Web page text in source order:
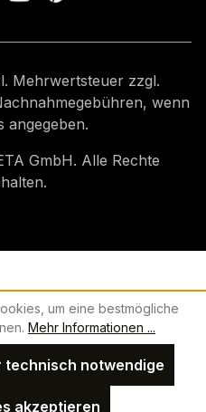
Mehrwertsteuer zzgl.
wenn
angegeben.
GmbH. Alle Rechte
um eine bestmögliche
Mehr Informationen ...
technisch notwendige
akzeptieren